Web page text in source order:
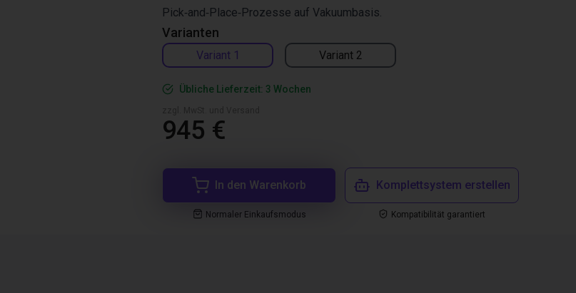
Varianten
Variant 1 Variant 2
Pick‑and‑Place‑Prozesse auf Vakuumbasis.
Übliche Lieferzeit: 3 Wochen
945 €
In den Warenkorb
Normaler Einkaufsmodus
Komplettsystem erstellen
Kompatibilität garantiert